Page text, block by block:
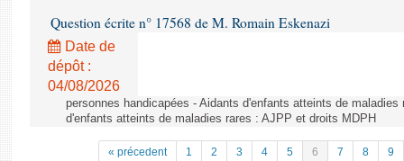
Question écrite n° 17568 de M. Romain Eskenazi
Date de
dépôt :
04/08/2026
personnes handicapées - Aidants d'enfants atteints de
d'enfants atteints de maladies rares : AJPP et droits MDPH
« précedent 1 2 3 4 5 6 7 8 9